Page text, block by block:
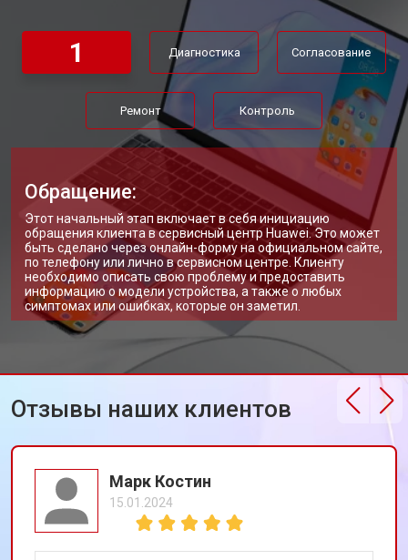
Замена жесткого диска HDD/SSD Заказать
1 Диагностика Согласование
Ремонт Контроль
Обращение:
Этот начальный этап включает в себя инициацию
обращения клиента в сервисный центр Huawei. Это может
быть сделано через онлайн-форму на официальном сайте,
по телефону или лично в сервисном центре. Клиенту
необходимо описать свою проблему и предоставить
информацию о модели устройства, а также о любых
симптомах или ошибках, которые он заметил.
Отзывы наших клиентов
Марк Костин
15.01.2024